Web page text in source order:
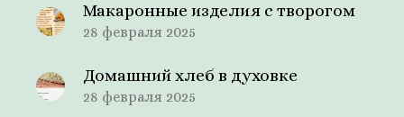
Макаронные изделия с творогом
28 февраля 2025
Домашний хлеб в духовке
28 февраля 2025